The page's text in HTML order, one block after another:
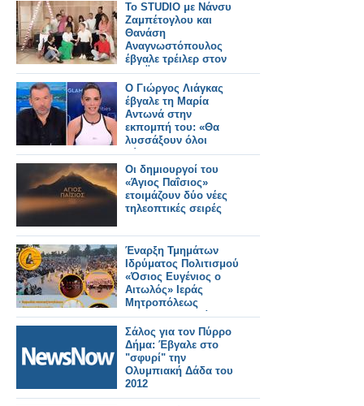
Το STUDIO με Νάνσυ
Ζαμπέτογλου και
Θανάση
Αναγνωστόπουλος
έβγαλε τρέιλερ στον
ΣΚΑΪ
Ο Γιώργος Λιάγκας
έβγαλε τη Μαρία
Αντωνά στην
εκπομπή του: «Θα
λυσσάξουν όλοι
τώρα»
Οι δημιουργοί του
«Άγιος Παΐσιος»
ετοιμάζουν δύο νέες
τηλεοπτικές σειρές
Έναρξη Τμημάτων
Ιδρύματος Πολιτισμού
«Όσιος Ευγένιος ο
Αιτωλός» Ιεράς
Μητροπόλεως
Αιτωλοακαρνανίας
Σάλος για τον Πύρρο
Δήμα: Έβγαλε στο
"σφυρί" την
Ολυμπιακή Δάδα του
2012